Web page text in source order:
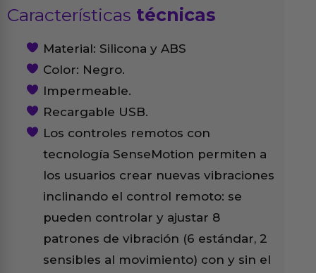
Características técnicas
Material: Silicona y ABS
Color: Negro.
Impermeable.
Recargable USB.
Los controles remotos con
tecnología SenseMotion permiten a
los usuarios crear nuevas vibraciones
inclinando el control remoto: se
pueden controlar y ajustar 8
patrones de vibración (6 estándar, 2
sensibles al movimiento) con y sin el